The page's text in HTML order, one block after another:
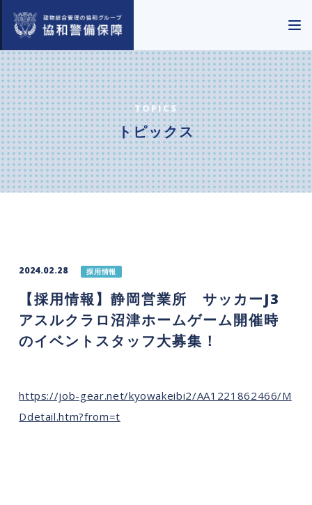
TOPICS
トピックス
2024.02.28 採用情報
【採用情報】静岡営業所 サッカーJ3
アスルクラロ沼津ホームゲーム開催時
のイベントスタッフ大募集！
https://job-gear.net/kyowakeibi2/AA1221862466/M
Ddetail.htm?from=t